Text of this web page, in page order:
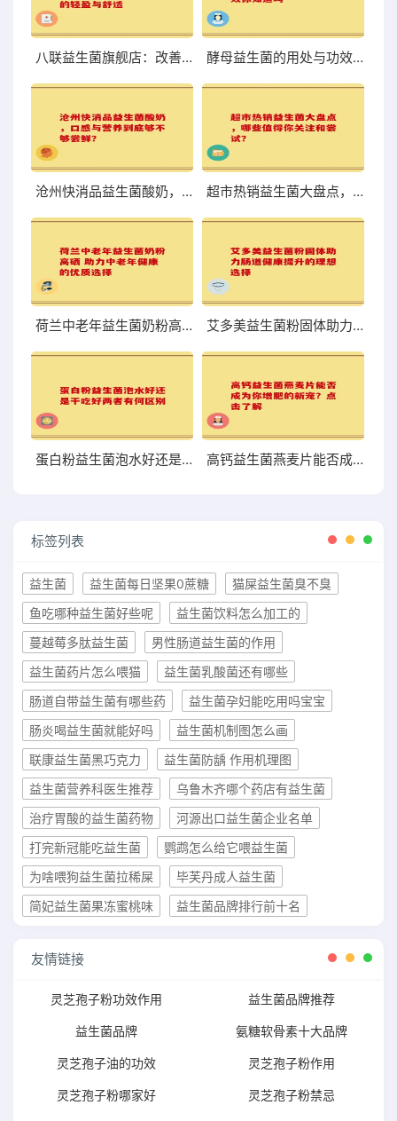
八联益生菌旗舰店：改善肠道，体验前所未有的轻盈与舒适 酵母益生菌的用处与功效你知道吗
沧州快消品益生菌酸奶，口感与营养到底够不够尝鲜？ 超市热销益生菌大盘点，哪些值得你关注和尝试？
荷兰中老年益生菌奶粉高硒 助力中老年健康的优质选择 艾多美益生菌粉固体助力肠道健康提升的理想选择
蛋白粉益生菌泡水好还是干吃好两者有何区别 高钙益生菌燕麦片能否成为你增肥的新宠？点击了解
标签列表
益生菌 益生菌每日坚果0蔗糖
猫屎益生菌臭不臭
鱼吃哪种益生菌好些呢
益生菌饮料怎么加工的
蔓越莓多肽益生菌
男性肠道益生菌的作用
益生菌药片怎么喂猫
益生菌乳酸菌还有哪些
肠道自带益生菌有哪些药
益生菌孕妇能吃用吗宝宝
肠炎喝益生菌就能好吗
益生菌机制图怎么画
联康益生菌黑巧克力
益生菌防龋 作用机理图
益生菌营养科医生推荐
乌鲁木齐哪个药店有益生菌
治疗胃酸的益生菌药物
河源出口益生菌企业名单
打完新冠能吃益生菌
鹦鹉怎么给它喂益生菌
为啥喂狗益生菌拉稀屎
毕芙丹成人益生菌
简妃益生菌果冻蜜桃味
益生菌品牌排行前十名
友情链接
灵芝孢子粉功效作用 益生菌品牌推荐
益生菌品牌 氨糖软骨素十大品牌
灵芝孢子油的功效 灵芝孢子粉作用
灵芝孢子粉哪家好 灵芝孢子粉禁忌